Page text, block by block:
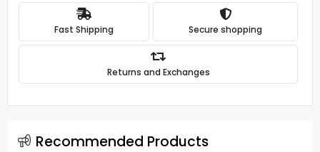
Fast Shipping Secure shopping
Returns and Exchanges
Recommended Products